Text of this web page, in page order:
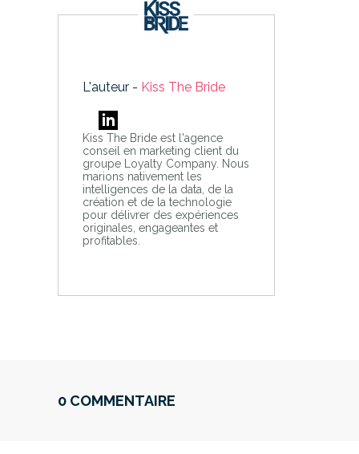
L'auteur - Kiss The Bride
Kiss The Bride est l'agence
conseil en marketing client du
groupe Loyalty Company. Nous
marions nativement les
intelligences de la data, de la
création et de la technologie
pour délivrer des expériences
originales, engageantes et
profitables.
0 COMMENTAIRE